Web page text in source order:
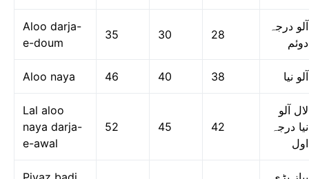
Aloo darja-
e-doum
35 30 28
آلو درجہ
دوئم
Aloo naya 46 40 38 آلو نیا
Lal aloo
naya darja-
e-awal
52 45 42
لال آلو
نیا درجہ
اول